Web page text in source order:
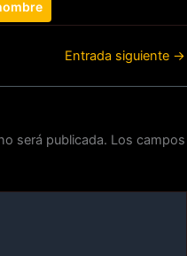
Entrada siguiente →
será publicada. Los campos